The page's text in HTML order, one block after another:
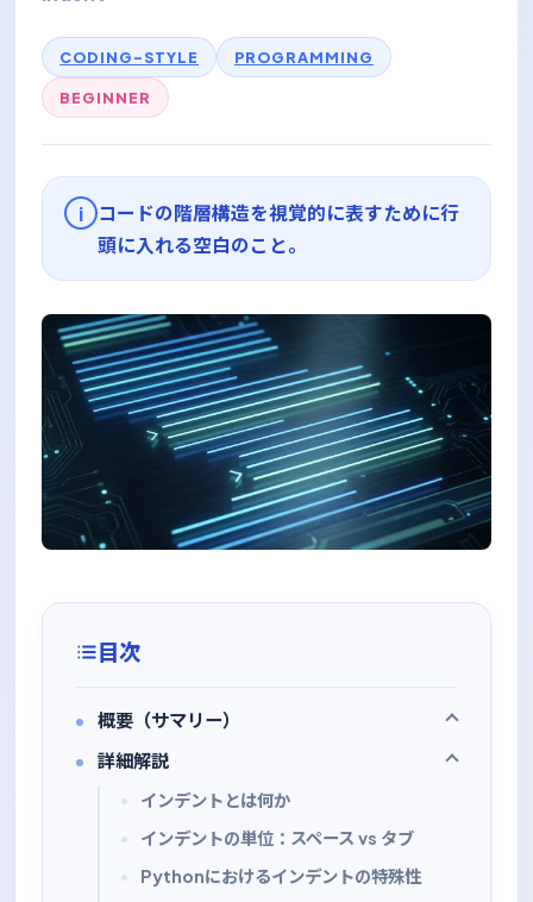
CODING-STYLE PROGRAMMING
BEGINNER
i
コードの階層構造を視覚的に表すために行
頭に入れる空白のこと。
目次
概要（サマリー）
詳細解説
インデントとは何か
インデントの単位：スペース vs タブ
Pythonにおけるインデントの特殊性